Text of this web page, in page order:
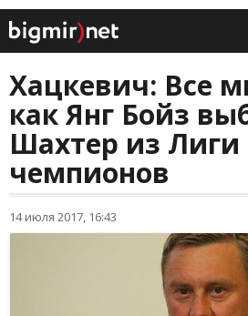
Хацкевич: Все
как Янг Бойз
Шахтер из Лиги
чемпионов
14 июля 2017, 16:43